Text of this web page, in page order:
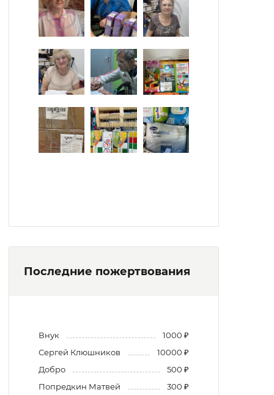
Последние пожертвования
Внук
1000 ₽
Сергей Клюшников
10000 ₽
Добро
500 ₽
Попредкин Матвей
300 ₽